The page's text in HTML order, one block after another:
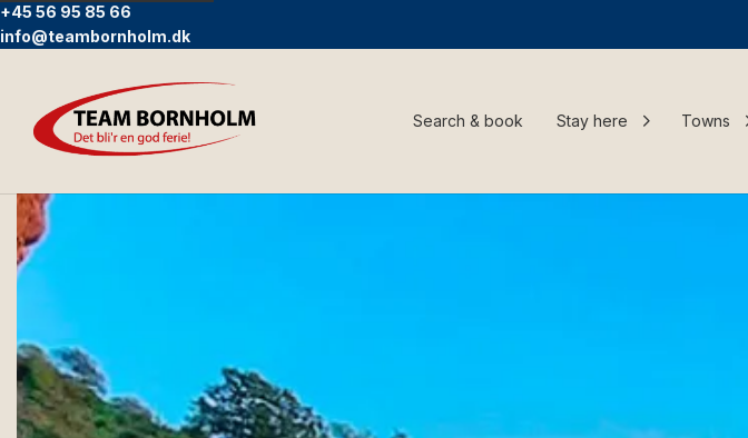
+45 56 95 85 66
info@teambornholm.dk
Search & book Stay here Towns